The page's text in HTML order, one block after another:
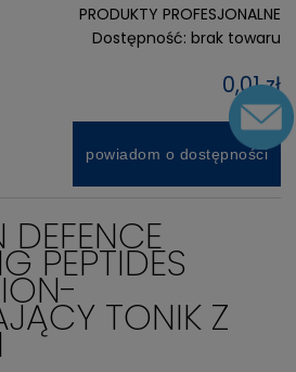
PRODUKTY PROFESJONALNE
Dostępność: brak towaru
0,01 zł
powiadom o dostępności
DEFENCE
PEPTIDES
TONIK Z